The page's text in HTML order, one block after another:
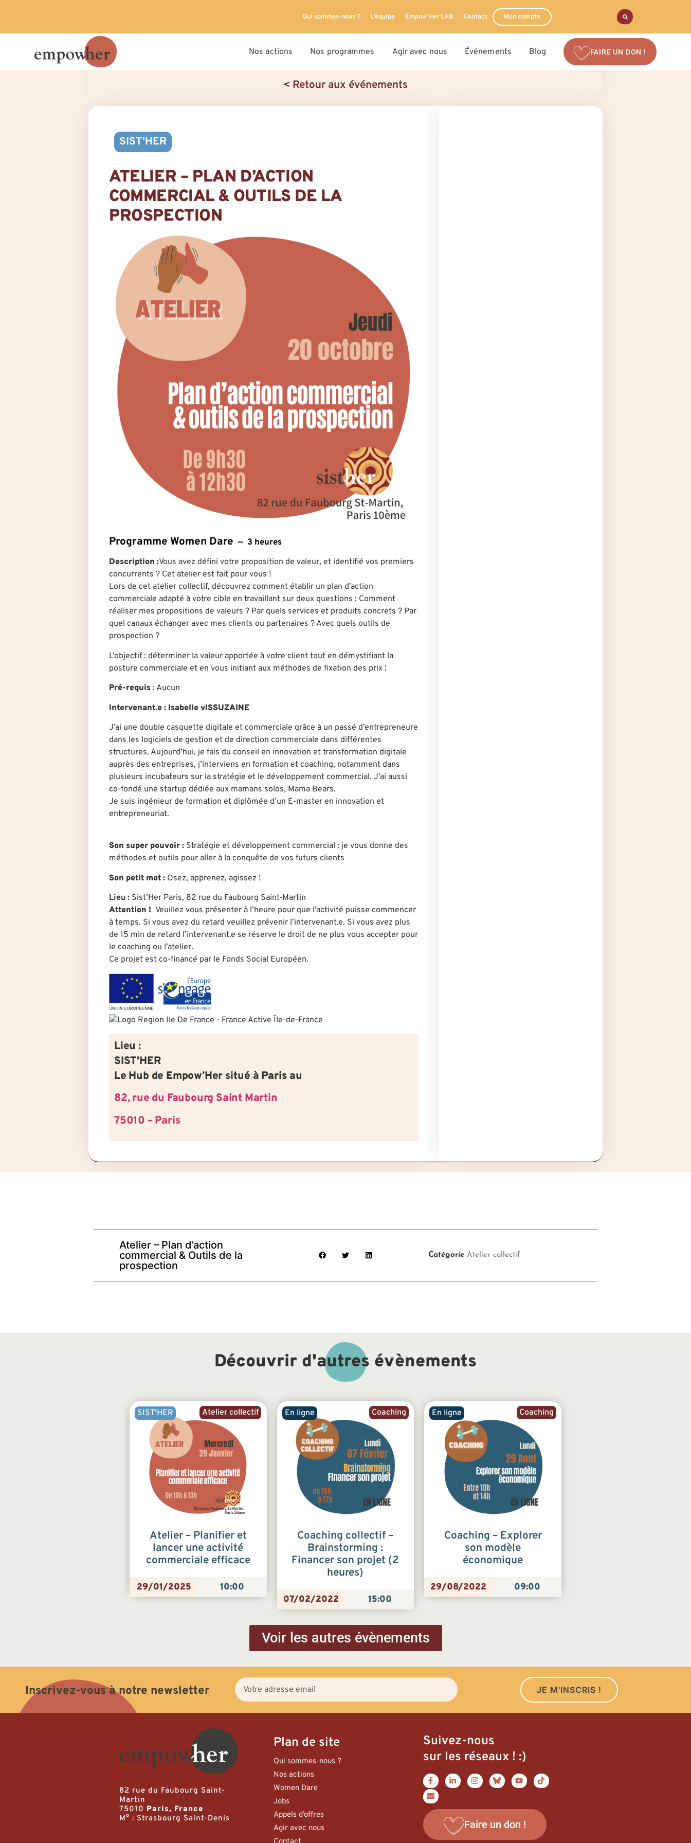
Qui sommes-nous ? L’équipe Empow’Her LAB Contact Mon compte
Nos actions Nos programmes Agir avec nous Événements Blog FAIRE UN DON !
< Retour aux événements
SIST'HER
ATELIER – PLAN D’ACTION
COMMERCIAL & OUTILS DE LA
PROSPECTION
Programme Women Dare 3 heures
Description :Vous avez défini votre proposition de valeur, et identifié vos premiers
concurrents ? Cet atelier est fait pour vous !
Lors de cet atelier collectif, découvrez comment établir un plan d’action
commerciale adapté à votre cible en travaillant sur deux questions : Comment
réaliser mes propositions de valeurs ? Par quels services et produits concrets ? Par
quel canaux échanger avec mes clients ou partenaires ? Avec quels outils de
prospection ?
L’objectif : déterminer la valeur apportée à votre client tout en démystifiant la
posture commerciale et en vous initiant aux méthodes de fixation des prix !
Pré-requis : Aucun
Intervenant.e : Isabelle vISSUZAINE
J’ai une double casquette digitale et commerciale grâce à un passé d’entrepreneure
dans les logiciels de gestion et de direction commerciale dans différentes
structures. Aujourd’hui, je fais du conseil en innovation et transformation digitale
auprès des entreprises, j’interviens en formation et coaching, notamment dans
plusieurs incubateurs sur la stratégie et le développement commercial. J’ai aussi
co-fondé une startup dédiée aux mamans solos, Mama Bears.
Je suis ingénieur de formation et diplômée d’un E-master en innovation et
entrepreneuriat.
Son super pouvoir : Stratégie et développement commercial : je vous donne des
méthodes et outils pour aller à la conquête de vos futurs clients
Son petit mot : Osez, apprenez, agissez !
Lieu : Sist’Her Paris, 82 rue du Faubourg Saint-Martin
Attention ! Veuillez vous présenter à l’heure pour que l’activité puisse commencer
à temps. Si vous avez du retard veuillez prévenir l’intervenant.e. Si vous avez plus
de 15 min de retard l’intervenant.e se réserve le droit de ne plus vous accepter pour
le coaching ou l’atelier.
Ce projet est co-financé par le Fonds Social Européen.
Lieu :
SIST'HER
Le Hub de Empow’Her situé à Paris au
82, rue du Faubourg Saint Martin
75010 – Paris
Atelier – Plan d’action
commercial & Outils de la
prospection
Catégorie Atelier collectif
Découvrir d'autres évènements
Atelier collectif
SIST'HER
Atelier – Planifier et
lancer une activité
commerciale efficace
29/01/2025 10:00
Coaching
En ligne
Coaching collectif –
Brainstorming :
Financer son projet (2
heures)
07/02/2022 15:00
Coaching
En ligne
Coaching – Explorer
son modèle
économique
29/08/2022 09:00
Voir les autres évènements
Inscrivez-vous à notre newsletter JE M'INSCRIS !
82 rue du Faubourg Saint-
Martin
75010 Paris, France
M° : Strasbourg Saint-Denis
Plan de site
Qui sommes-nous ?
Nos actions
Women Dare
Jobs
Appels d’offres
Agir avec nous
Suivez-nous
sur les réseaux ! :)
Faire un don !